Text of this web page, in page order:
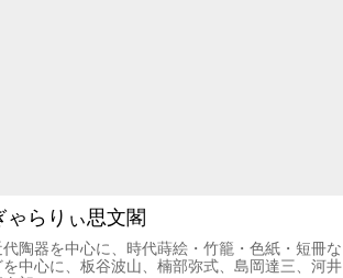
ゃらりぃ思文閣
代陶器を中心に、時代蒔絵・竹籠・色紙・短冊な
を中心に、板谷波山、楠部弥式、島岡達三、河井